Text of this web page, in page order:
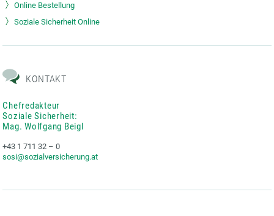
Online Bestellung
Soziale Sicherheit Online
KONTAKT
Chefredakteur
Soziale Sicherheit:
Mag. Wolfgang Beigl
+43 1 711 32 – 0
sosi@sozialversicherung.at